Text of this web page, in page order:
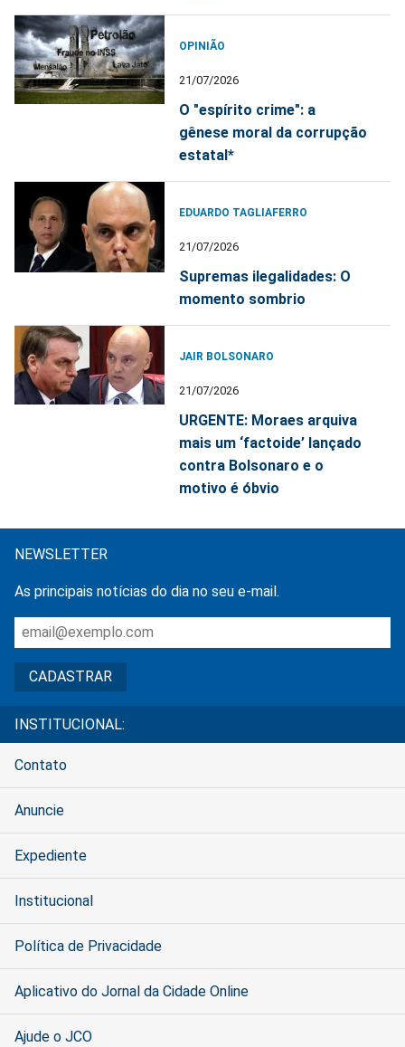
OPINIÃO
21/07/2026
O "espírito crime": a
gênese moral da corrupção
estatal*
EDUARDO TAGLIAFERRO
21/07/2026
Supremas ilegalidades: O
momento sombrio
JAIR BOLSONARO
21/07/2026
URGENTE: Moraes arquiva
mais um ‘factoide’ lançado
contra Bolsonaro e o
motivo é óbvio
NEWSLETTER
As principais notícias do dia no seu e-mail.
INSTITUCIONAL:
Contato
Anuncie
Expediente
Institucional
Política de Privacidade
Aplicativo do Jornal da Cidade Online
Ajude o JCO